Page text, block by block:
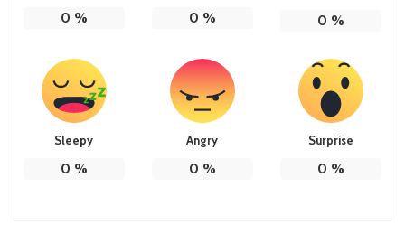
0 % 0 % 0 %
Sleepy
0 %
Angry
0 %
Surprise
0 %